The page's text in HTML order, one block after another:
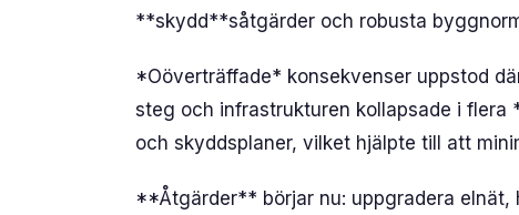
**skydd**såtgärder och robusta
*Oöverträffade* konsekvenser uppstod
steg och infrastrukturen kollapsade i
och skyddsplaner, vilket hjälpte till att
**Åtgärder** börjar nu: uppgradera elnät,